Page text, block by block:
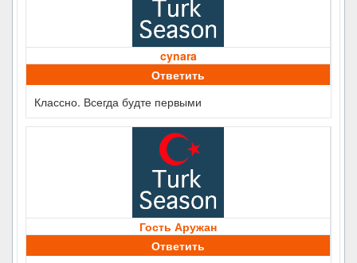
cynara
Ответить
Классно. Всегда будте первыми
Гость Аружан
Ответить